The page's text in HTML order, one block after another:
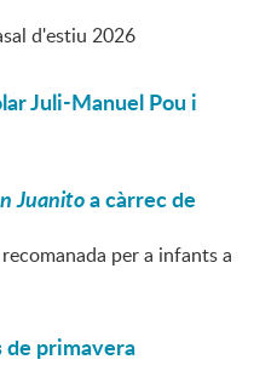
d'estiu 2026
Juli-Manuel Pou i
Juanitoa càrrec de
per a infants a
de primavera